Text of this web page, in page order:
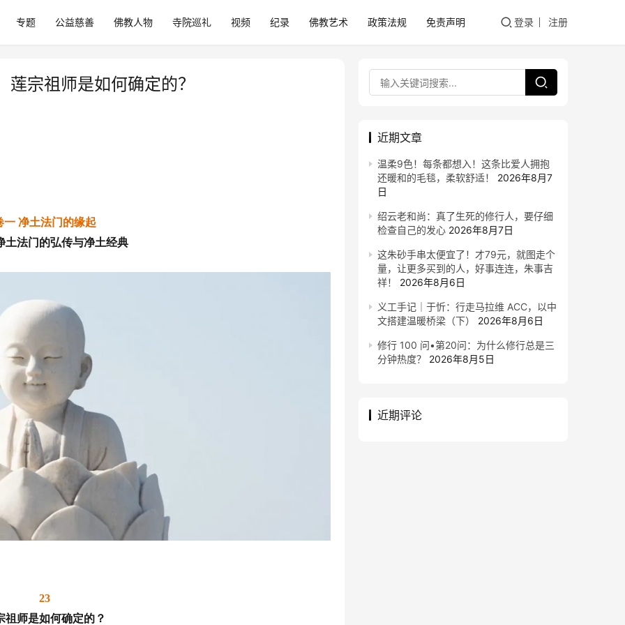
专题 公益慈善 佛教人物 寺院巡礼 视频 纪录 佛教艺术 政策法规 免责声明 登录 注册
宗祖师是如何确定的？
一 净土法门的缘起
土法门的弘传与净土经典
23
祖师是如何确定的？
近期文章
温柔9色！每条都想入！这条比爱人拥抱
还暖和的毛毯，柔软舒适！
2026年8月7
日
绍云老和尚：真了生死的修行人，要仔细
检查自己的发心 2026年8月7日
这朱砂手串太便宜了！才79元，就图走个
量，让更多买到的人，好事连连，朱事吉
祥！
2026年8月6日
义工手记｜于忻：行走马拉维 ACC，以中
文搭建温暖桥梁（下）
2026年8月6日
修行 100 问•第20问：为什么修行总是三
分钟热度？
2026年8月5日
近期评论